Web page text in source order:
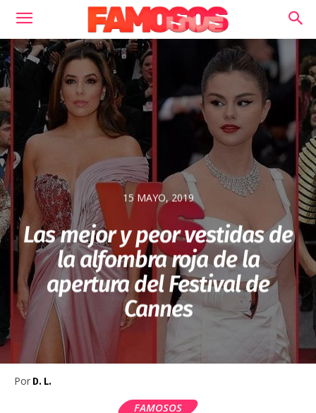
15 MAYO, 2019
Las mejor y peor vestidas de
la alfombra roja de la
apertura del Festival de
Cannes
Por D. L.
FAMOSOS